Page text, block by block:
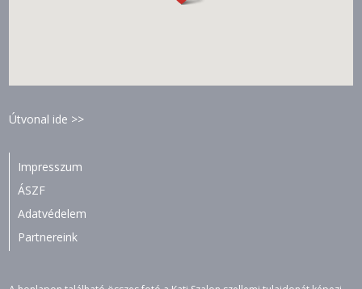
Útvonal ide >>
Impresszum
ÁSZF
Adatvédelem
Partnereink